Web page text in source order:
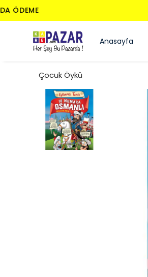
Anasayfa
Çocuk Öykü